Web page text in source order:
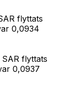
flyttats
0,0934
flyttats
0,0937